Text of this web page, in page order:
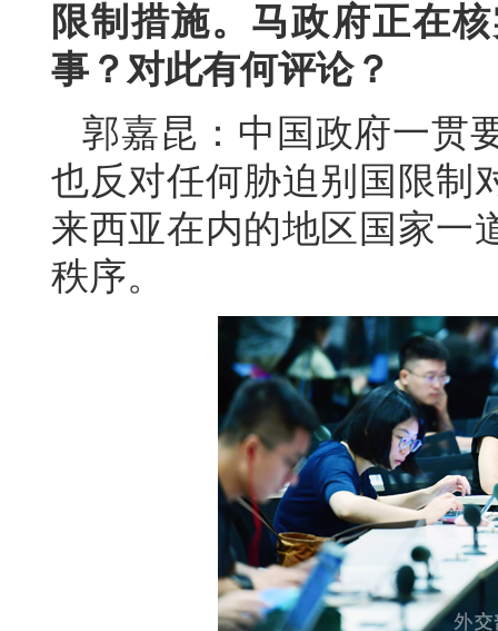
限制措施。马政府正在
事？对此有何评论？
郭嘉昆：中国政府一贯
也反对任何胁迫别国限制
来西亚在内的地区国家一
秩序。